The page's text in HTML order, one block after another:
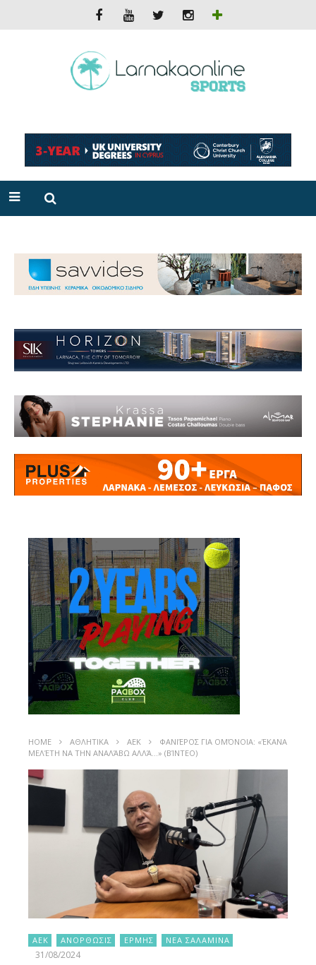
HOME ΑΘΛΗΤΙΚΑ ΑΕΚ
ΦΑΝΙΈΡΟΣ ΓΙΑ ΟΜΌΝΟΙΑ: «ΈΚΑΝΑ
ΜΕΛΈΤΗ ΝΑ ΤΗΝ ΑΝΑΛΆΒΩ ΑΛΛΆ…» (ΒΊΝΤΕΟ)
ΑΕΚ ΑΝΟΡΘΩΣΙΣ ΕΡΜΗΣ ΝΕΑ ΣΑΛΑΜΙΝΑ
31/08/2024